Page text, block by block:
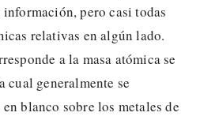
pero casi todas
relativas en algún lado.
a la masa atómica se
cual generalmente se
blanco sobre los metales de